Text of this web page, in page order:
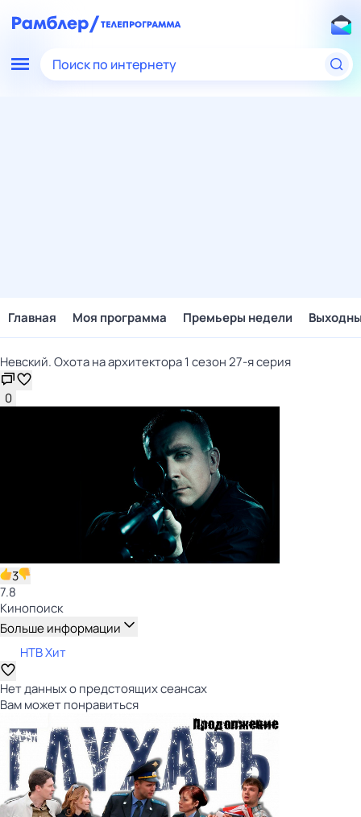
Поиск по интернету
Главная Моя программа Премьеры недели
Невский. Охота на архитектора 1 сезон 27-я серия
0
3
7.8
Кинопоиск
Больше информации
НТВ Хит
Нет данных о предстоящих сеансах
Вам может понравиться